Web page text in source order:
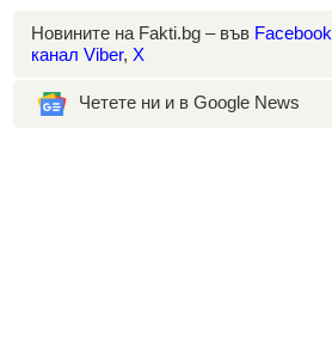
Новините на Fakti.bg – във Facebook
канал Viber, X
Четете ни и в Google News